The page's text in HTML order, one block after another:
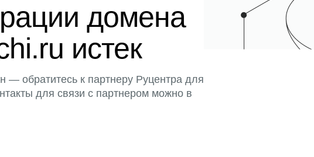
домена
истек
— обратитесь к партнеру Руцентра для
для связи с партнером можно в